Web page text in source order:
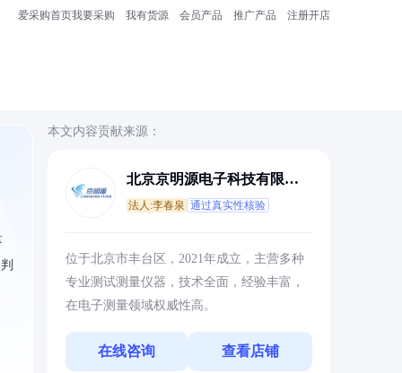
爱采购首页我要采购 我有货源 会员产品 推广产品 注册开店
本文内容贡献来源：
北京京明源电子科技有限公
法人:李春泉 通过真实性核验
位于北京市丰台区，2021年成立，主营多种
专业测试测量仪器，技术全面，经验丰富，
在电子测量领域权威性高。
在线咨询 查看店铺